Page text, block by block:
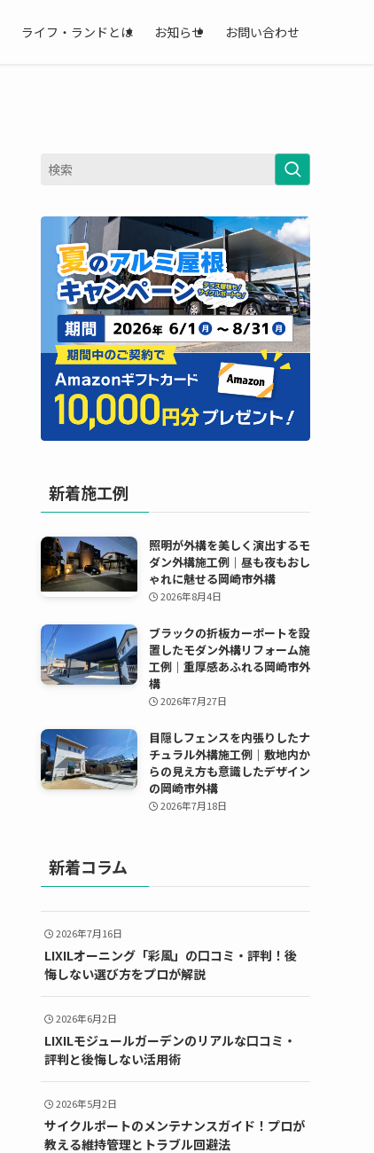
ライフ・ランドとは お知らせ お問い合わせ
新着施工例
照明が外構を美しく演出するモ
ダン外構施工例｜昼も夜もおし
ゃれに魅せる岡崎市外構
2026年8月4日
ブラックの折板カーポートを設
置したモダン外構リフォーム施
工例｜重厚感あふれる岡崎市外
構
2026年7月27日
目隠しフェンスを内張りしたナ
チュラル外構施工例｜敷地内か
らの見え方も意識したデザイン
の岡崎市外構
2026年7月18日
新着コラム
2026年7月16日
LIXILオーニング「彩風」の口コミ・評判！後
悔しない選び方をプロが解説
2026年6月2日
LIXILモジュールガーデンのリアルな口コミ・
評判と後悔しない活用術
2026年5月2日
サイクルポートのメンテナンスガイド！プロが
教える維持管理とトラブル回避法